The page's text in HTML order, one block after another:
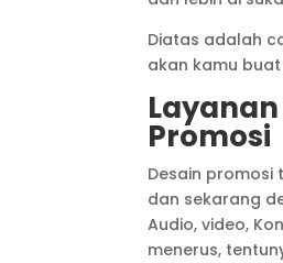
Diatas adalah
akan kamu
Promosi
Desain
dan sekarang
Audio, video,
menerus,